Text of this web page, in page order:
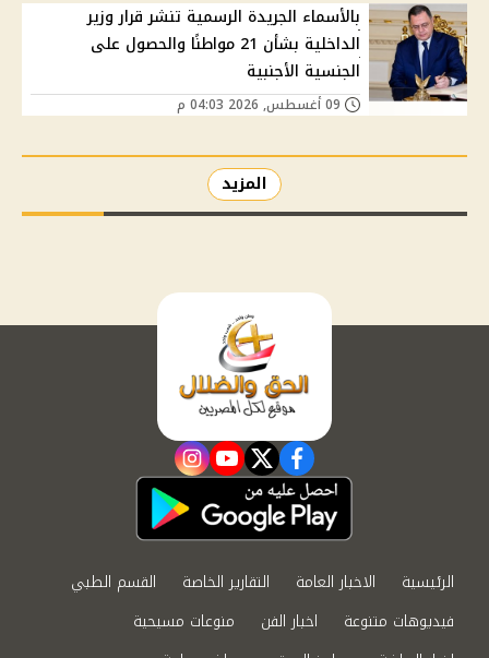
بالأسماء الجريدة الرسمية تنشر قرار وزير
الداخلية بشأن 21 مواطنًا والحصول على
الجنسية الأجنبية
المزيد
facebook
twitter
youtube
instagram
الرئيسية الاخبار العامة التقارير الخاصة
القسم الطبي
فيديوهات متنوعة
اخبار الفن
منوعات مسيحية